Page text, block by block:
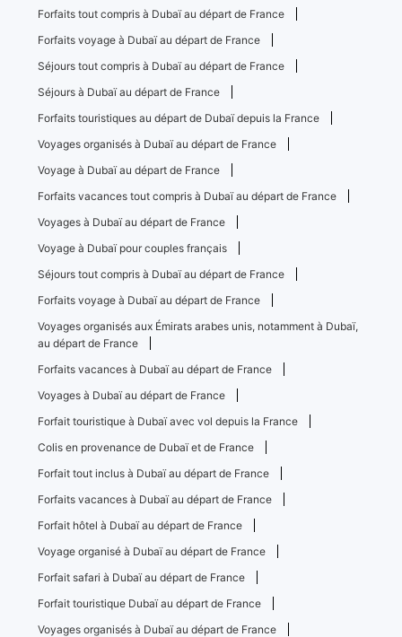
Forfaits tout compris à Dubaï au départ de France
Forfaits voyage à Dubaï au départ de France
Séjours tout compris à Dubaï au départ de France
Séjours à Dubaï au départ de France
Forfaits touristiques au départ de Dubaï depuis la France
Voyages organisés à Dubaï au départ de France
Voyage à Dubaï au départ de France
Forfaits vacances tout compris à Dubaï au départ de France
Voyages à Dubaï au départ de France
Voyage à Dubaï pour couples français
Séjours tout compris à Dubaï au départ de France
Forfaits voyage à Dubaï au départ de France
Voyages organisés aux Émirats arabes unis, notamment à Dubaï,
au départ de France
Forfaits vacances à Dubaï au départ de France
Voyages à Dubaï au départ de France
Forfait touristique à Dubaï avec vol depuis la France
Colis en provenance de Dubaï et de France
Forfait tout inclus à Dubaï au départ de France
Forfaits vacances à Dubaï au départ de France
Forfait hôtel à Dubaï au départ de France
Voyage organisé à Dubaï au départ de France
Forfait safari à Dubaï au départ de France
Forfait touristique Dubaï au départ de France
Voyages organisés à Dubaï au départ de France